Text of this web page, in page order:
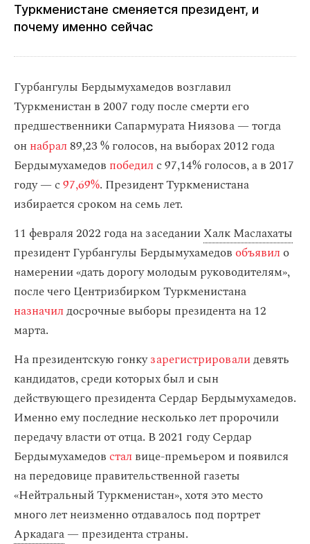
Туркменистане сменяется президент, и
почему именно сейчас
Гурбангулы Бердымухамедов возглавил
Туркменистан в 2007 году после смерти его
предшественники Сапармурата Ниязова — тогда
он набрал89,23% голосов, на выборах 2012 года
Бердымухамедов победилс 97,14% голосов, а в 2017
году — с97,69%. Президент Туркменистана
избирается сроком на семь лет.
11 февраля 2022 года на заседанииХалк Маслахаты
президент Гурбангулы Бердымухамедов объявил о
намерении «дать дорогу молодым руководителям»,
после чего Центризбирком Туркменистана
назначилдосрочные выборы президента на 12
марта.
На президентскую гонкузарегистрировалидевять
кандидатов, среди которых был и сын
действующего президента Сердар Бердымухамедов.
Именно ему последние несколько лет пророчили
передачу власти от отца. В 2021 году Сердар
Бердымухамедовстал вице-премьером и появился
на передовице правительственной газеты
«Нейтральный Туркменистан», хотя это место
много лет неизменно отдавалось под портрет
Аркадага— президента страны.